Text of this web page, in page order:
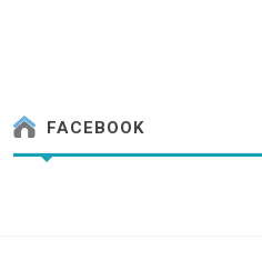
FACEBOOK